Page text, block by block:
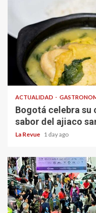
ACTUALIDAD
Bogotá celebra su
sabor del ajiaco
La Revue 1 day ago